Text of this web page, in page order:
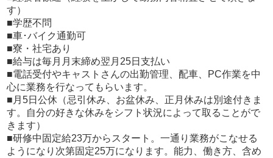
※暴力団関係者及びそれに準ずる方のご応募は、固くお断
りさせていただいております※
す）
■学歴不問
■車･バイク通勤可
■寮・社宅あり
■給与は毎月月末締め翌月25日支払い
■電話受付やキャストさんの出勤管理、配車、PC作業を中
心に業務を行なってもらいます。
■月5日公休（忌引休み、お盆休み、正月休みは別途付きま
す。自分の好きな休みをシフト状況によって取ることがで
きます）
■研修中固定給23万からスタート。一通り業務がこなせる
ようになり次第固定25万になります。能力、働き方、含め